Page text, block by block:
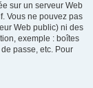
sur un serveur Web
Vous ne pouvez pas
Web public) ni des
exemple : boîtes
passe, etc. Pour